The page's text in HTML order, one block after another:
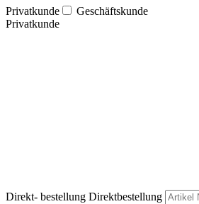
Privatkunde
Geschäftskunde
Privatkunde
Direkt- bestellung Direktbestellung